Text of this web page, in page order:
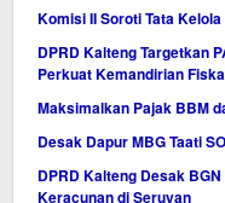
Komisi II Soroti Tata
DPRD Kalteng Targetkan
Perkuat Kemandirian
Maksimalkan Pajak BBM
Desak Dapur MBG Taati
DPRD Kalteng Desak
Keracunan di Seruyan